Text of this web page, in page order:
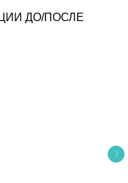
ДО/ПОСЛЕ